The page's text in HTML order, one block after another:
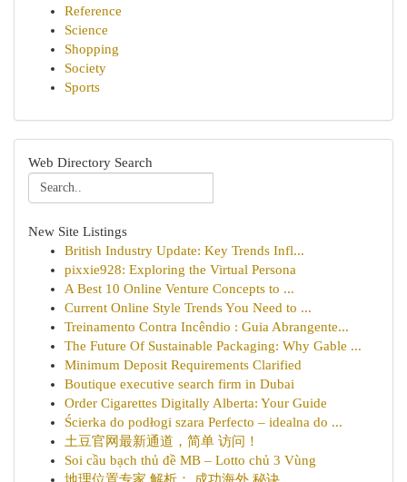
Reference
Science
Shopping
Society
Sports
Web Directory Search
New Site Listings
British Industry Update: Key Trends Infl...
pixxie928: Exploring the Virtual Persona
A Best 10 Online Venture Concepts to ...
Current Online Style Trends You Need to ...
Treinamento Contra Incêndio : Guia Abrangente...
The Future Of Sustainable Packaging: Why Gable ...
Minimum Deposit Requirements Clarified
Boutique executive search firm in Dubai
Order Cigarettes Digitally Alberta: Your Guide
Ścierka do podłogi szara Perfecto – idealna do ...
土豆官网最新通道，简单 访问！
Soi cầu bạch thủ đề MB – Lotto chủ 3 Vùng